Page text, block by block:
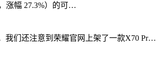
涨幅 27.3%）的可…
我们还注意到荣耀官网上架了一款X70 Pr…